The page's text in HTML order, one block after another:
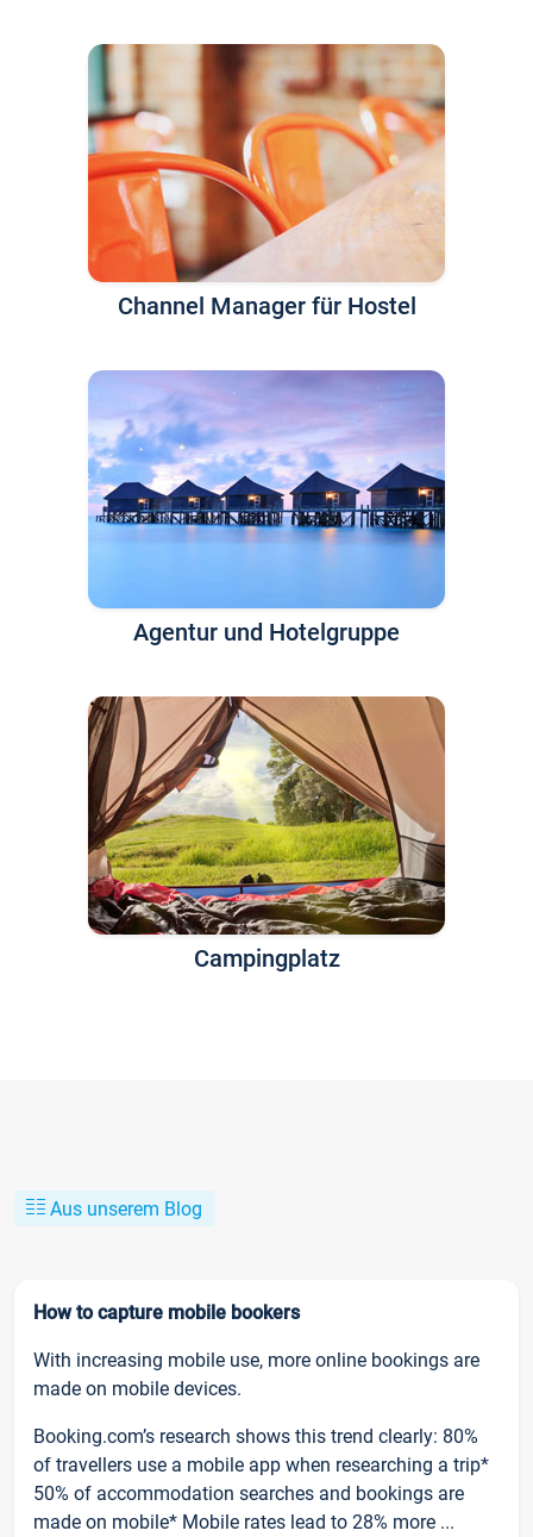
Channel Manager für Hostel
Agentur und Hotelgruppe
Campingplatz
Aus unserem Blog
How to capture mobile bookers
With increasing mobile use, more online bookings are
made on mobile devices.
Booking.com’s research shows this trend clearly: 80%
of travellers use a mobile app when researching a trip*
50% of accommodation searches and bookings are
made on mobile* Mobile rates lead to 28% more ...